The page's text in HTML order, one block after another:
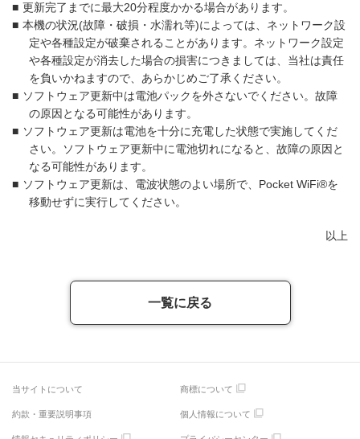
■ 更新完了までに最大20分程度かかる場合があります。
■ 本機の状況(故障・破損・水濡れ等)によっては、ネットワーク設
定や各種設定が破棄されることがあります。ネットワーク設定
や各種設定が消去した場合の損害につきましては、当社は責任
を負いかねますので、あらかじめご了承ください。
■ ソフトウェア更新中は電池パックを外さないでください。故障
の原因となる可能性があります。
■ ソフトウェア更新は電池を十分に充電した状態で実施してくだ
さい。ソフトウェア更新中に電池切れになると、故障の原因と
なる可能性があります。
■ ソフトウェア更新は、電波状態のよい場所で、Pocket WiFi®を
移動せずに実行してください。
以上
一覧に戻る
当サイトについて 商標について
約款・重要説明事項 個人情報について